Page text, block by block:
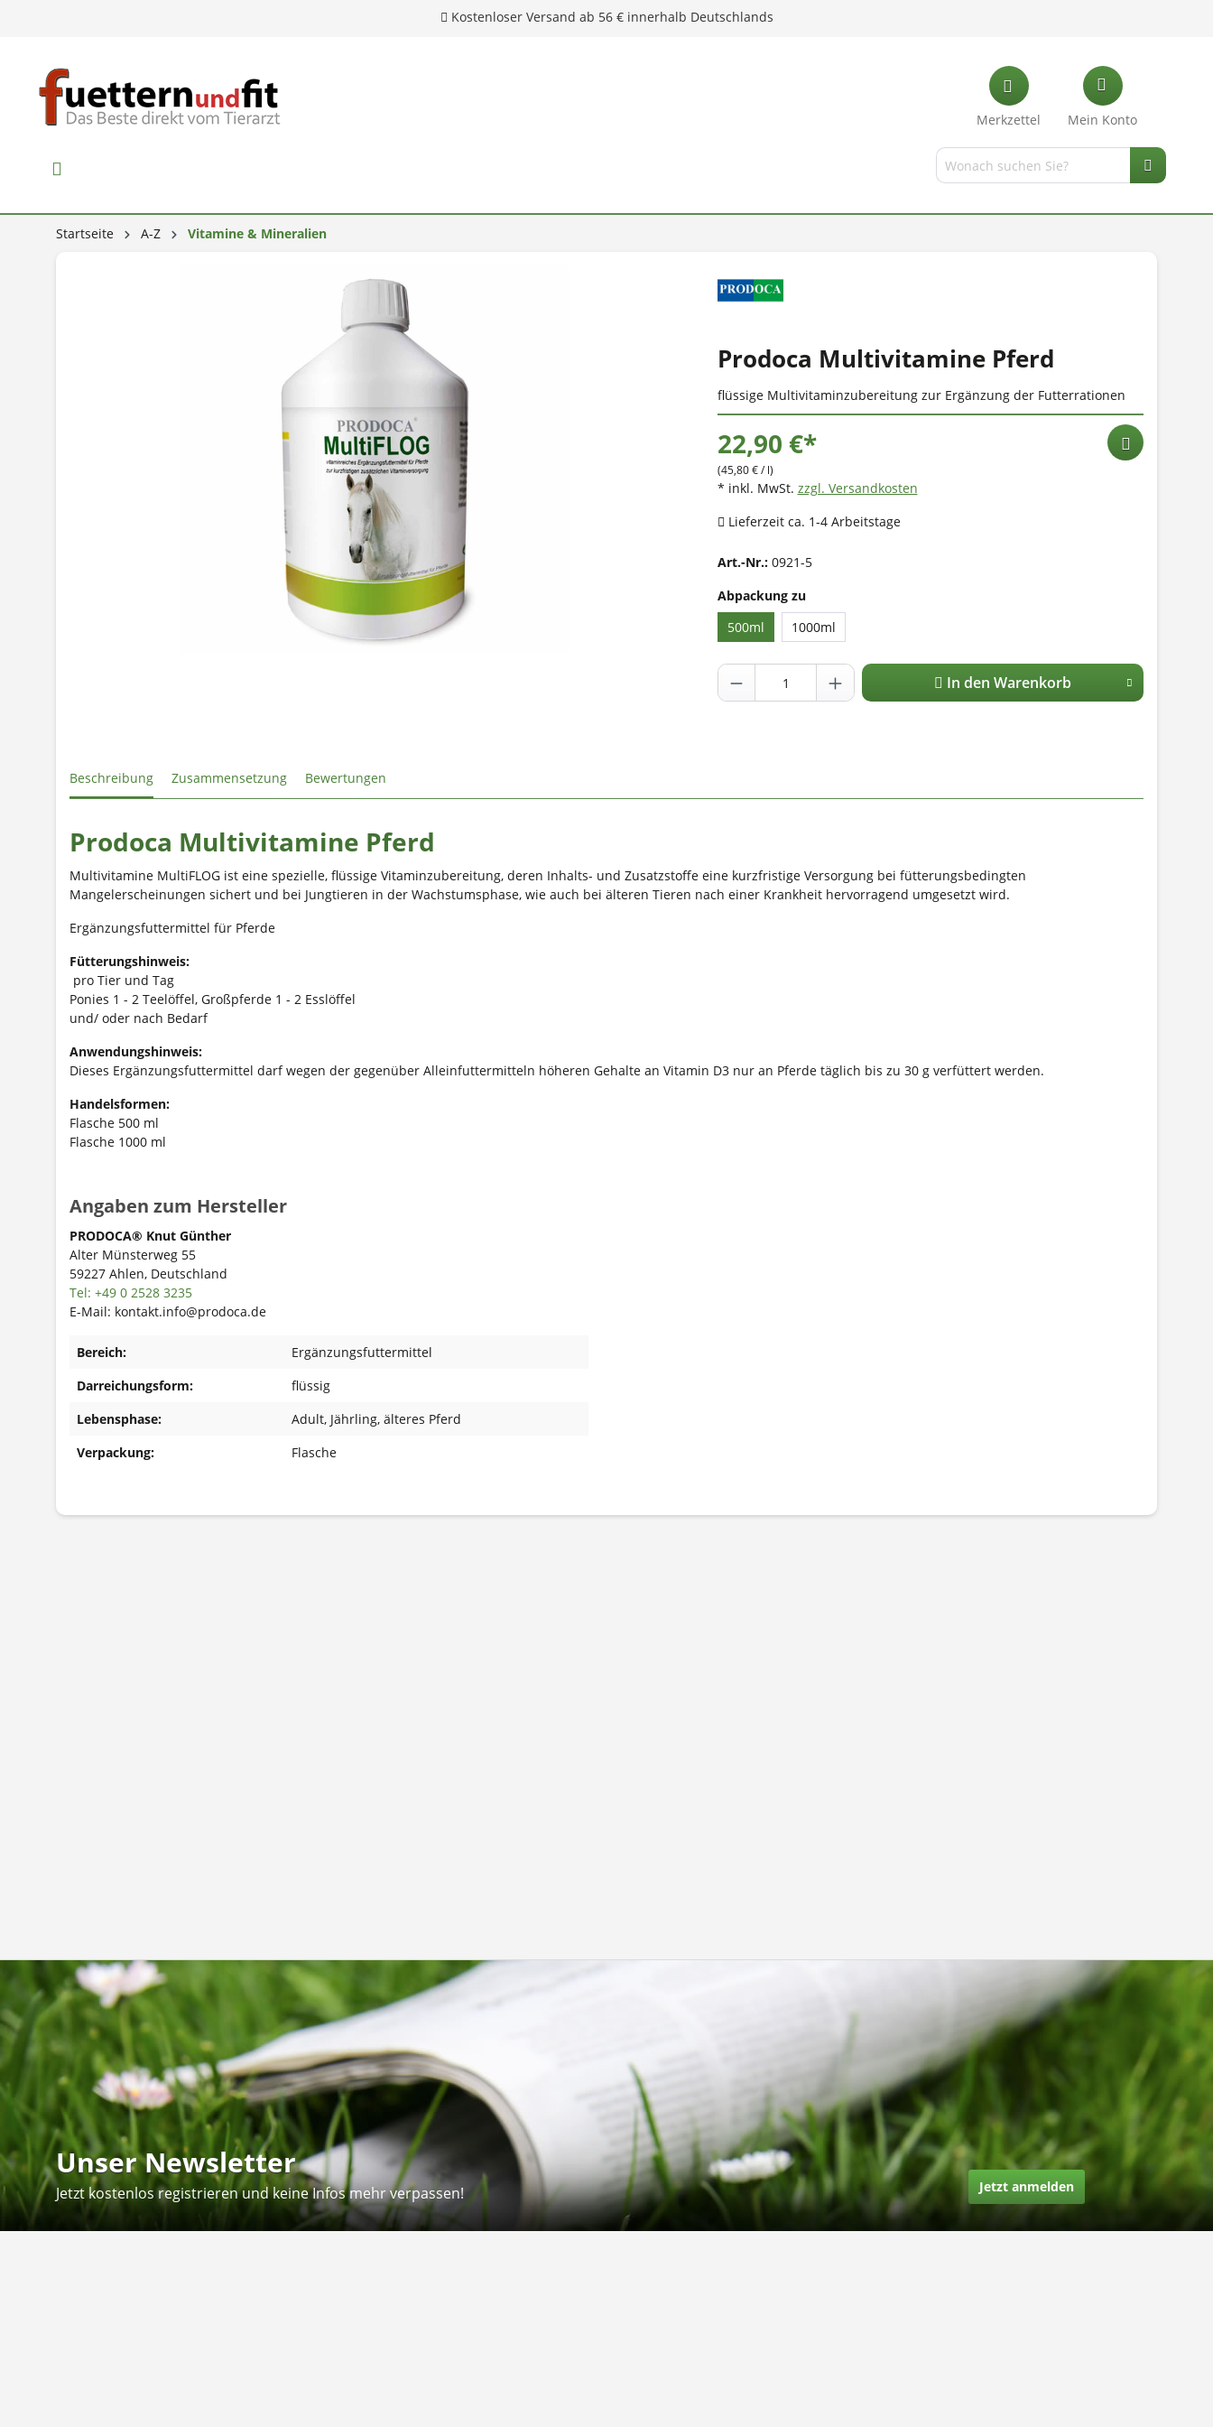
Merkzettel Mein Konto
Startseite A-Z Vitamine & Mineralien
Prodoca Multivitamine Pferd
flüssige Multivitaminzubereitung zur Ergänzung der Futterrationen
22,90 €*
(45,80 € / l)
* inkl. MwSt. zzgl. Versandkosten
Lieferzeit ca. 1-4 Arbeitstage
Art.-Nr.: 0921-5
Abpackung zu
500ml
1000ml
In den Warenkorb
Beschreibung Zusammensetzung Bewertungen
Prodoca Multivitamine Pferd
Multivitamine MultiFLOG ist eine spezielle, flüssige Vitaminzubereitung, deren Inhalts- und Zusatzstoffe eine kurzfristige Versorgung bei fütterungsbedingten
Mangelerscheinungen sichert und bei Jungtieren in der Wachstumsphase, wie auch bei älteren Tieren nach einer Krankheit hervorragend umgesetzt wird.
Ergänzungsfuttermittel für Pferde
Fütterungshinweis:
pro Tier und Tag
Ponies 1 - 2 Teelöffel, Großpferde 1 - 2 Esslöffel
und/ oder nach Bedarf
Anwendungshinweis:
Dieses Ergänzungsfuttermittel darf wegen der gegenüber Alleinfuttermitteln höheren Gehalte an Vitamin D3 nur an Pferde täglich bis zu 30 g verfüttert werden.
Handelsformen:
Flasche 500 ml
Flasche 1000 ml
Angaben zum Hersteller
PRODOCA® Knut Günther
Alter Münsterweg 55
59227 Ahlen, Deutschland
Tel: +49 0 2528 3235
E-Mail: kontakt.info@prodoca.de
Bereich:
Ergänzungsfuttermittel
Darreichungsform:
flüssig
Lebensphase:
Adult, Jährling, älteres Pferd
Verpackung:
Flasche
Unser Newsletter
Jetzt kostenlos registrieren und keine Infos mehr verpassen! Jetzt anmelden